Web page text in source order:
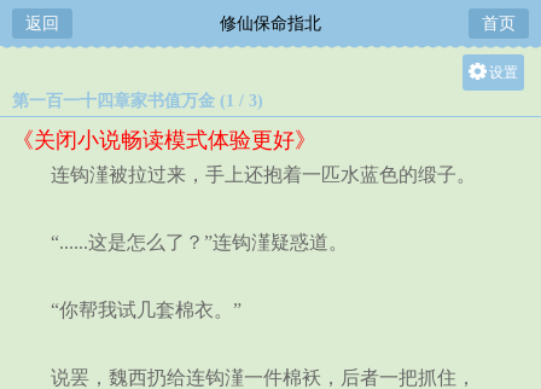
返回 修仙保命指北 首页
设置
第一百一十四章家书值万金 (1 / 3)
《关闭小说畅读模式体验更好》
连钩漌被拉过来，手上还抱着一匹水蓝色的缎子。
“......这是怎么了？”连钩漌疑惑道。
“你帮我试几套棉衣。”
说罢，魏西扔给连钩漌一件棉袄，后者一把抓住，